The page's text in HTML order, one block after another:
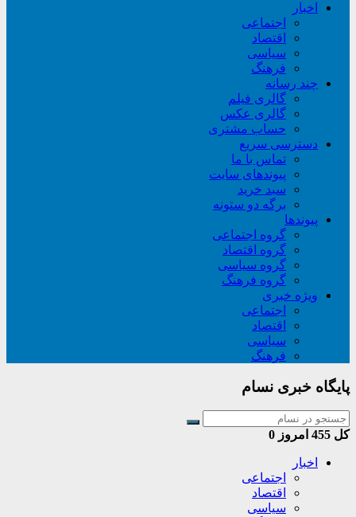
اخبار
اجتماعی
اقتصاد
سیاسی
فرهنگ
چند رسانه
گالری فیلم
گالری عکس
حساب مشتری
دسترسی سریع
تماس با ما
پیوندهای سایت
سبد خريد
برگه دو ستونه
پیوندها
گروه اجتماعی
گروه اقتصاد
گروه سیاسی
گروه فرهنگ
ویژه خبری
اجتماعی
اقتصاد
سیاسی
فرهنگ
پایگاه خبری نسام
کل امروز 0
اخبار
اجتماعی
اقتصاد
سیاسی